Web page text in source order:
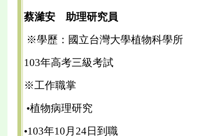
蔡濰安 助理研究員
※學歷：國立台灣大學植物科學所
103年高考三級考試
※工作職掌
•植物病理研究
•103年10月24日到職